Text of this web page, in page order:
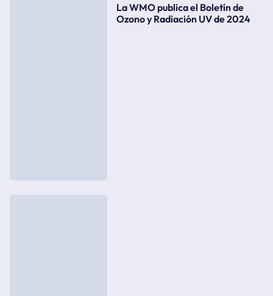
La WMO publica el Boletín de
Ozono y Radiación UV de 2024